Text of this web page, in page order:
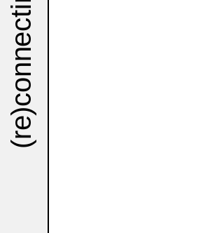
(re)connecting